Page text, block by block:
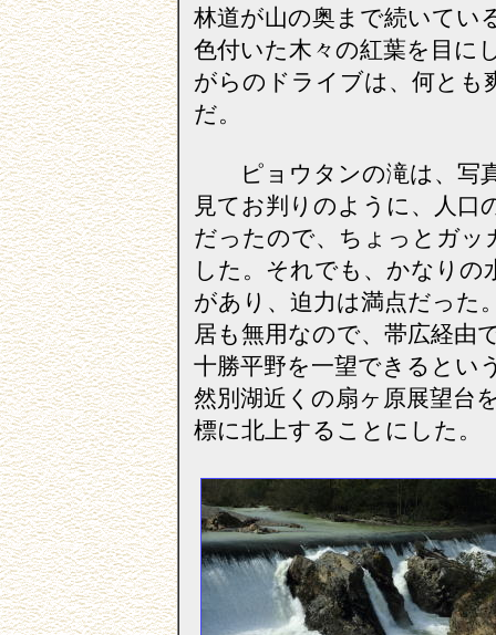
林道が山の奥まで続いてい
色付いた木々の紅葉を目に
がらのドライブは、何とも
だ。
ピョウタンの滝は、写
見てお判りのように、人口
だったので、ちょっとガッ
した。それでも、かなりの
があり、迫力は満点だった
居も無用なので、帯広経由
十勝平野を一望できるとい
然別湖近くの扇ヶ原展望台
標に北上することにした。